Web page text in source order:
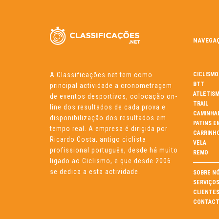
A Classificações.net tem como
principal actividade a cronometragem
de eventos desportivos, colocação on-
line dos resultados de cada prova e
disponibilização dos resultados em
tempo real. A empresa é dirigida por
Ricardo Costa, antigo ciclista
profissional português, desde há muito
ligado ao Ciclismo, e que desde 2006
se dedica a esta actividade.
CICLISMO
BTT
TRAIL
PATINS
VELA
REMO
SOBRE
SERVIÇOS
CLIENTES